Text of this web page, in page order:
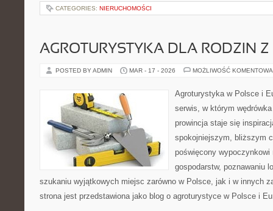
CATEGORIES: NIERUCHOMOŚCI
AGROTURYSTYKA DLA RODZIN
POSTED BY ADMIN MAR - 17 - 2026 MOŻLIWOŚĆ
Agroturystyka w Polsce i
serwis, w którym
prowincja staje się
spokojniejszym, bliższym
poświęcony wypoczynkowi
gospodarstw, poznawaniu
szukaniu wyjątkowych miejsc zarówno w Polsce, jak i w innych
strona jest przedstawiona jako blog o agroturystyce w Polsce i